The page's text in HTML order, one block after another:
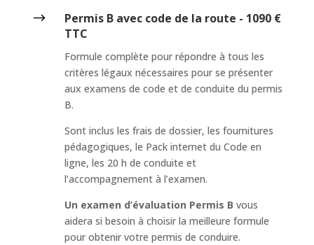
$
Permis B avec code de la route - 1090 €
TTC
Formule complète pour répondre à tous les
critères légaux nécessaires pour se présenter
aux examens de code et de conduite du permis
B.
Sont inclus les frais de dossier, les fournitures
pédagogiques, le Pack internet du Code en
ligne, les 20 h de conduite et
l’accompagnement à l’examen.
Un examen d’évaluation Permis B vous
aidera si besoin à choisir la meilleure formule
pour obtenir votre permis de conduire.